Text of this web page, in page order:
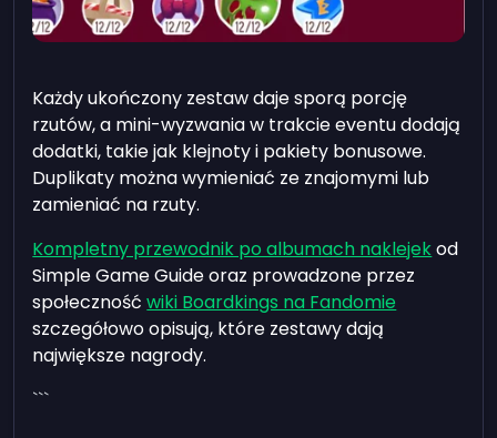
Każdy ukończony zestaw daje sporą porcję
rzutów, a mini-wyzwania w trakcie eventu dodają
dodatki, takie jak klejnoty i pakiety bonusowe.
Duplikaty można wymieniać ze znajomymi lub
zamieniać na rzuty.
Kompletny przewodnik po albumach naklejekod
Simple Game Guide oraz prowadzone przez
społecznośćwiki Boardkings na Fandomie
szczegółowo opisują, które zestawy dają
największe nagrody.
```